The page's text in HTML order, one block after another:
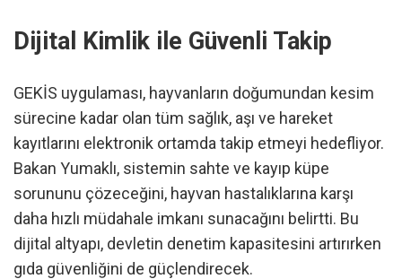
Dijital Kimlik ile Güvenli Takip
GEKİS uygulaması, hayvanların doğumundan kesim
sürecine kadar olan tüm sağlık, aşı ve hareket
kayıtlarını elektronik ortamda takip etmeyi hedefliyor.
Bakan Yumaklı, sistemin sahte ve kayıp küpe
sorununu çözeceğini, hayvan hastalıklarına karşı
daha hızlı müdahale imkanı sunacağını belirtti. Bu
dijital altyapı, devletin denetim kapasitesini artırırken
gıda güvenliğini de güçlendirecek.